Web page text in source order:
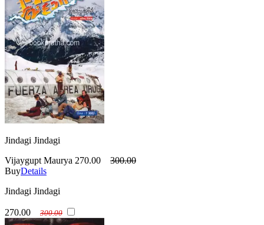
Jindagi Jindagi
Vijaygupt Maurya 270.00
300.00
BuyDetails
Jindagi Jindagi
270.00 300.00